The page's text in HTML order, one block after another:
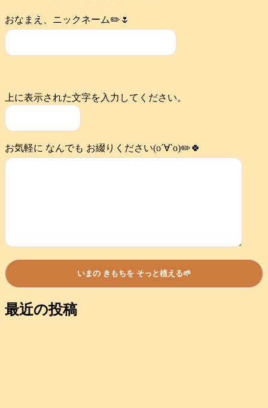
おなまえ、ニックネーム✏️🌷
上に表示された文字を入力してください。
お気軽に なんでも お綴りください(о´∀`о)✏️🍀
最近の投稿